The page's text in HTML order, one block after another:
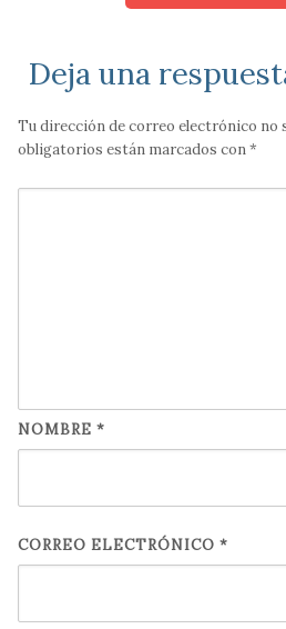
Deja una
Tu dirección de correo electrónico no
obligatorios están marcados con*
NOMBRE *
CORREO ELECTRÓNICO *